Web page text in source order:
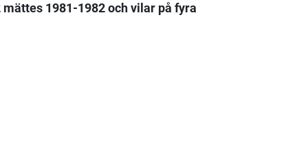
1981-1982 och vilar på fyra